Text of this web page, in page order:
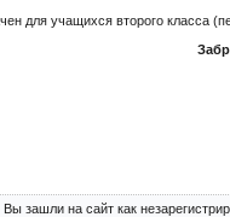
для учащихся второго класса
зашли на сайт как